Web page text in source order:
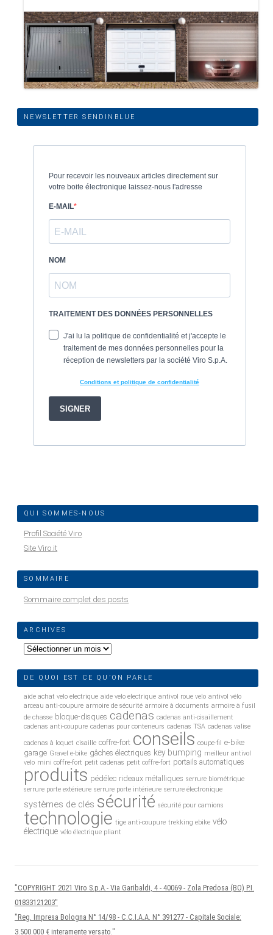
NEWSLETTER SENDINBLUE
QUI SOMMES-NOUS
Profil Société Viro
Site Viro.it
SOMMAIRE
Sommaire complet des posts
ARCHIVES
Archives
DE QUOI EST CE QU’ON PARLE
aide achat velo electrique aide velo electrique antivol roue velo antivol vélo
arceau anti-coupure armoire de sécurité armoire à documents armoire à fusil
de chasse bloque-disques cadenas cadenas anti-cisaillement
cadenas anti-coupure cadenas pour conteneurs cadenas TSA cadenas valise
cadenas à loquet cisaille coffre-fort conseils coupe-fil e-bike
garage Gravel e-bike gâches électriques key bumping meilleur antivol
velo mini coffre-fort petit cadenas petit coffre-fort portails automatiques
produits pédélec rideaux métalliques serrure biométrique
serrure porte extérieure serrure porte intérieure serrure électronique
systèmes de clés sécurité sécurité pour camions
technologie tige anti-coupure trekking ebike vélo
électrique vélo électrique pliant
"COPYRIGHT 2021 Viro S.p.A.- Via Garibaldi, 4 - 40069 - Zola Predosa (BO) P.I.
01833121203"
"Reg. Impresa Bologna N° 14/98 - C.C.I.A.A. N° 391277 - Capitale Sociale:
3.500.000 € interamente versato."